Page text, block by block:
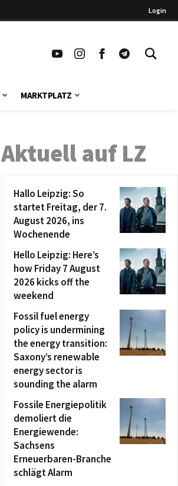
Login
MARKTPLATZ
Aktuell auf LZ
Hallo Leipzig: So
startet Freitag, der 7.
August 2026, ins
Wochenende
Hello Leipzig: Here’s
how Friday 7 August
2026 kicks off the
weekend
Fossil fuel energy
policy is undermining
the energy transition:
Saxony’s renewable
energy sector is
sounding the alarm
Fossile Energiepolitik
demoliert die
Energiewende:
Sachsens
Erneuerbaren-Branche
schlägt Alarm